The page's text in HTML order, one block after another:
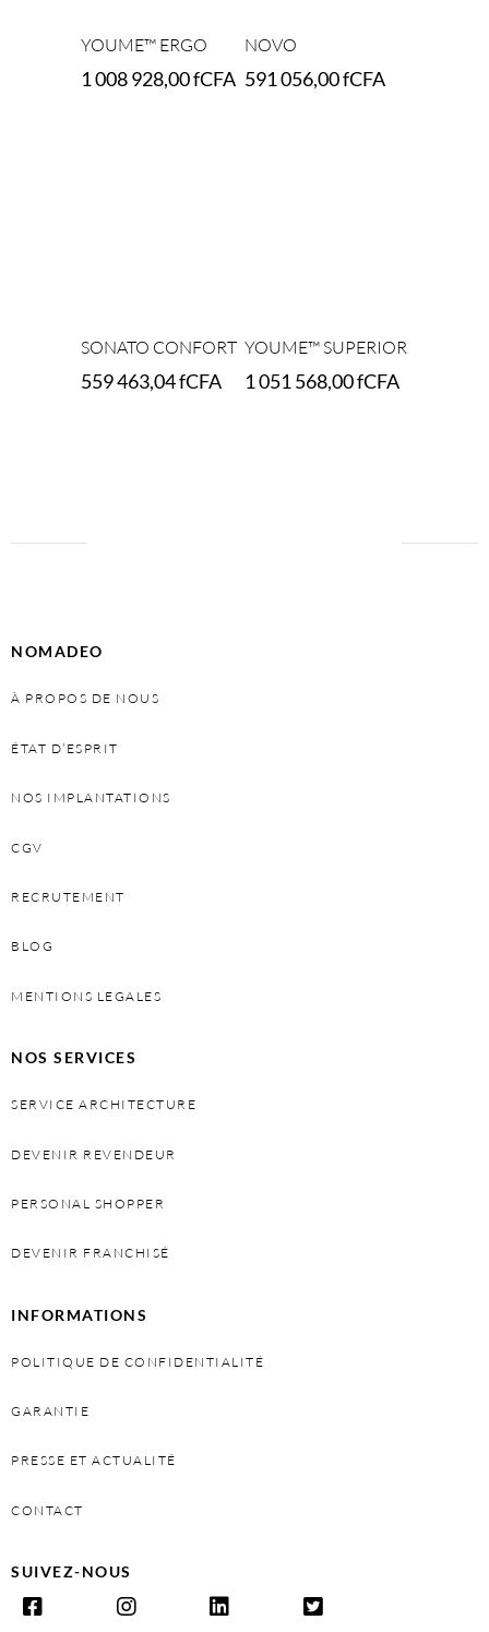
YOUME™ ERGO
1 008 928,00fCFA
NOVO
591 056,00fCFA
SONATO CONFORT
559 463,04fCFA
YOUME™ SUPERIOR
1 051 568,00fCFA
NOMADEO
À PROPOS DE NOUS
ÉTAT D’ESPRIT
NOS IMPLANTATIONS
CGV
RECRUTEMENT
BLOG
MENTIONS LEGALES
NOS SERVICES
SERVICE ARCHITECTURE
DEVENIR REVENDEUR
PERSONAL SHOPPER
DEVENIR FRANCHISÉ
INFORMATIONS
POLITIQUE DE CONFIDENTIALITÉ
GARANTIE
PRESSE ET ACTUALITÉ
CONTACT
SUIVEZ-NOUS